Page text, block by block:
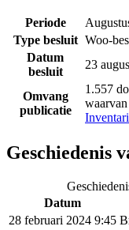
Periode
Type besluit Woo-
Datum
besluit
23
Omvang
publicatie
1.557
Geschiedenis
Datum
28 februari 2024 9:45